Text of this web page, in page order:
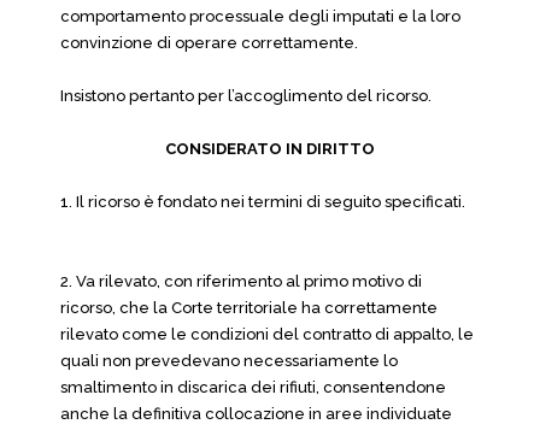
comportamento processuale degli imputati e la loro
convinzione di operare correttamente.
Insistono pertanto per l’accoglimento del ricorso.
CONSIDERATO IN DIRITTO
1. Il ricorso è fondato nei termini di seguito specificati.
2. Va rilevato, con riferimento al primo motivo di
ricorso, che la Corte territoriale ha correttamente
rilevato come le condizioni del contratto di appalto, le
quali non prevedevano necessariamente lo
smaltimento in discarica dei rifiuti, consentendone
anche la definitiva collocazione in aree individuate